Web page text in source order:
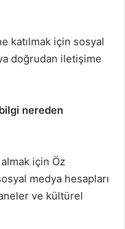
katılmak için sosyal
doğrudan iletişime
nereden
için Öz
medya hesapları
ve kültürel